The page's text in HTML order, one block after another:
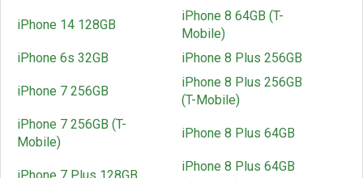
iPhone 14 128GB
iPhone 8 64GB (T-
Mobile)
iPhone 6s 32GB
iPhone 8 Plus 256GB
iPhone 7 256GB
iPhone 8 Plus 256GB
(T-Mobile)
iPhone 7 256GB (T-
Mobile)
iPhone 8 Plus 64GB
iPhone 8 Plus 64GB